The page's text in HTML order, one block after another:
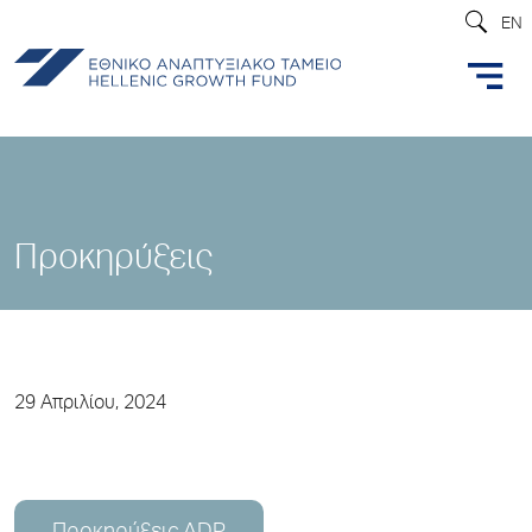
EN
Προκηρύξεις
29 Απριλίου, 2024